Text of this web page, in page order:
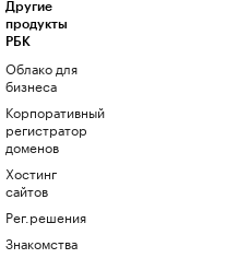
Другие
продукты
РБК
Облако для
бизнеса
Корпоративный
регистратор
доменов
Хостинг
сайтов
Рег.решения
Знакомства